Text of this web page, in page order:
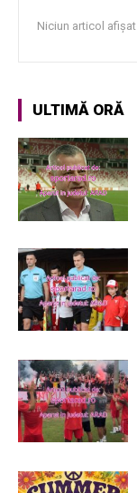
Niciun articol afișat
ULTIMĂ ORĂ